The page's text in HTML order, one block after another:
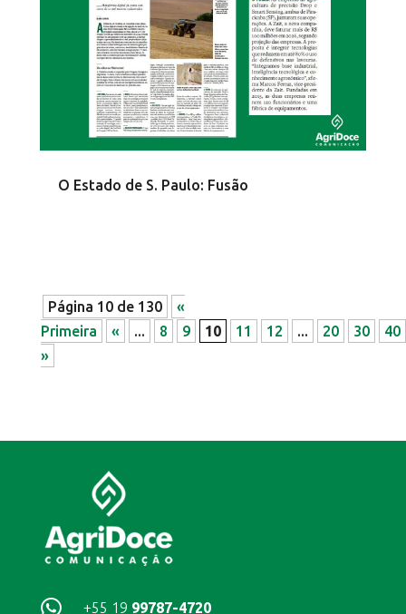
O Estado de S. Paulo: Fusão
Página 10 de 130
«
Primeira
« ... 8 9 10 11 12 ... 20 30
40
»
 +55 19 99787-4720